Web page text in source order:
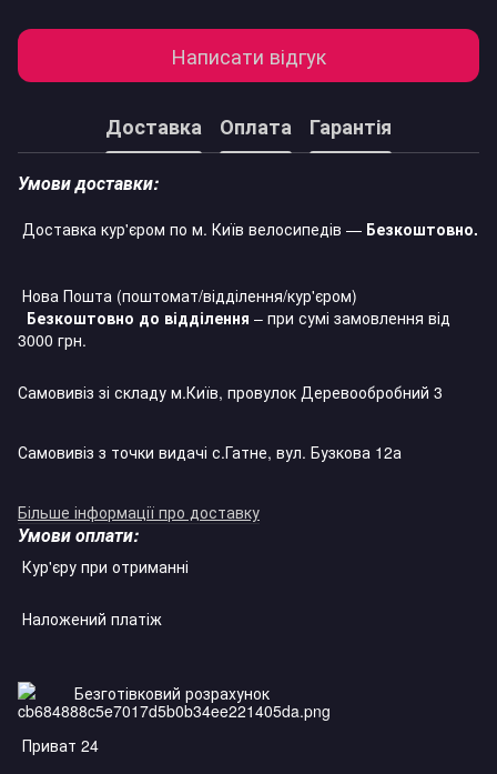
Написати відгук
Доставка Оплата Гарантія
Умови доставки:
Доставка кур'єром по м. Київ велосипедів — Безкоштовно.
Нова Пошта (поштомат/відділення/кур'єром)
Безкоштовно до відділення – при сумі замовлення від
3000 грн.
Самовивіз зі складу м.Київ, провулок Деревообробний 3
Самовивіз з точки видачі с.Гатне, вул. Бузкова 12а
Більше інформації про доставку
Умови оплати:
Кур'єру при отриманні
Наложений платіж
Безготівковий розрахунок
Приват 24